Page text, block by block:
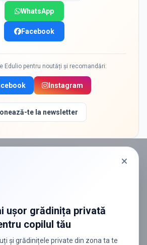
WhatsApp
Facebook
Edulio pentru noutăți și recomandări:
Instagram
te la newsletter
ușor grădinița privată
copilul tău
și grădinițele private din zona ta te